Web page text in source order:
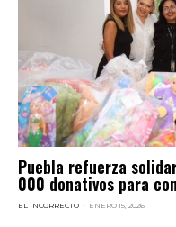
Puebla refuerza
000 donativos para
EL INCORRECTO - ENERO 15, 2026